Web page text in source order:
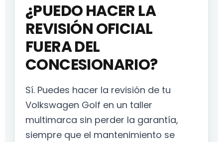
¿PUEDO HACER LA
REVISIÓN OFICIAL
FUERA DEL
CONCESIONARIO?
Sí. Puedes hacer la revisión de tu
Volkswagen Golf en un taller
multimarca sin perder la garantía,
siempre que el mantenimiento se